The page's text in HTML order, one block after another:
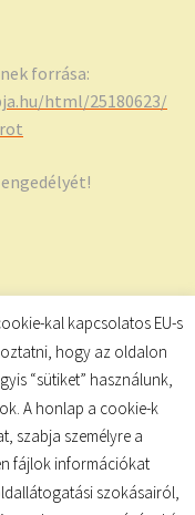
forrása:
html/25180623/
kal kapcsolatos EU-s
hogy az oldalon
“sütiket” használunk,
A honlap a cookie-k
szabja személyre a
fájlok információkat
szokásairól,